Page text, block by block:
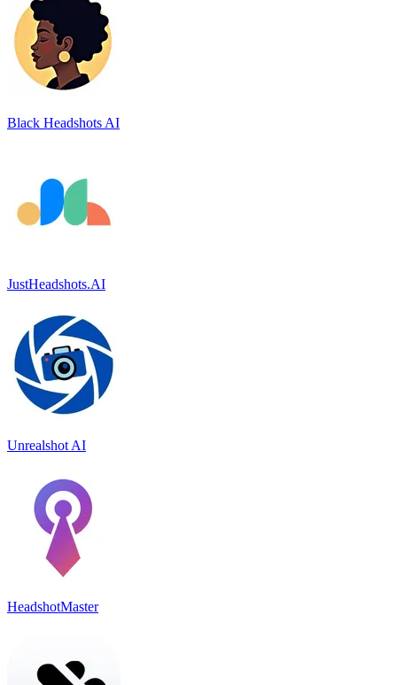
Black Headshots AI
JustHeadshots.AI
Unrealshot AI
HeadshotMaster